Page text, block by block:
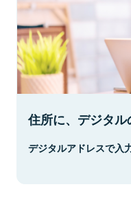
住所に、デジタル
デジタルアドレスで入